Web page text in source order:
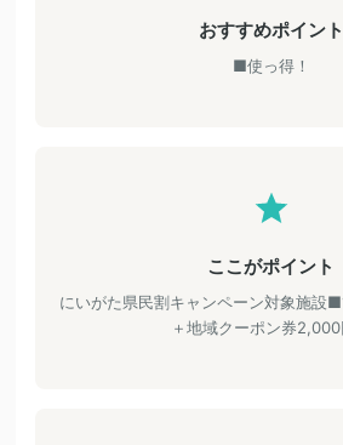
おすすめポイント
■使っ得！
ここがポイント
にいがた県民割キャンペーン対象施設
＋地域クーポン券2,000